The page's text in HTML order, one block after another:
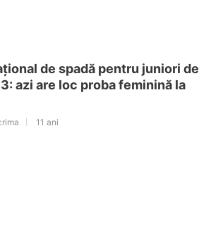
de spadă pentru juniori de
azi are loc proba feminină la
11 ani